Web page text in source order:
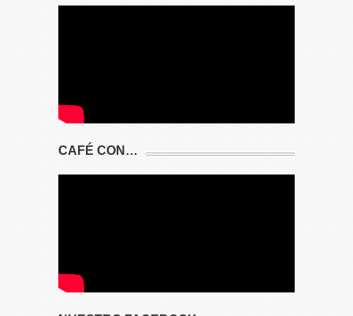
CAFÉ CON…